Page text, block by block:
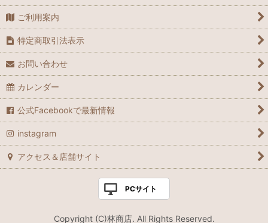
ご利用案内
特定商取引法表示
お問い合わせ
カレンダー
公式Facebookで最新情報
instagram
アクセス＆店舗サイト
PCサイト
Copyright (C)林商店. All Rights Reserved.